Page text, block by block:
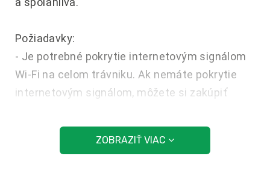
Požiadavky:
- Je potrebné pokrytie internetovým signálom
Wi-Fi na celom trávniku. Ak nemáte pokrytie
internetovým signálom, môžete si zakúpiť
- Aplikácia Automower® Connect. K dispozícii
bezplatne v obchodoch AppStore a Google
ZOBRAZIŤ VIAC